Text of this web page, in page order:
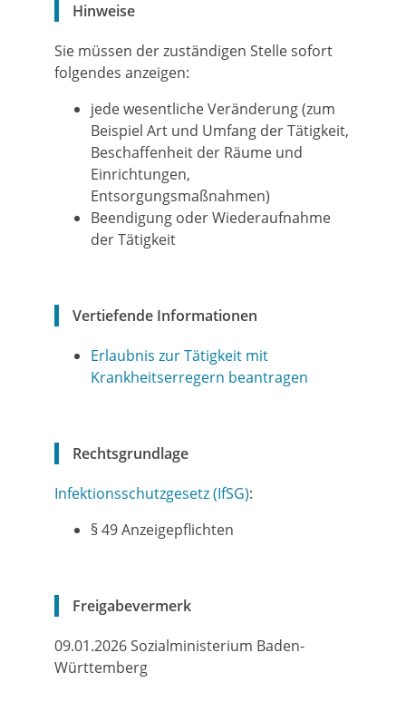
Hinweise
Sie müssen der zuständigen Stelle sofort
folgendes anzeigen:
jede wesentliche Veränderung (zum
Beispiel Art und Umfang der Tätigkeit,
Beschaffenheit der Räume und
Einrichtungen,
Entsorgungsmaßnahmen)
Beendigung oder Wiederaufnahme
der Tätigkeit
Vertiefende Informationen
Erlaubnis zur Tätigkeit mit
Krankheitserregern beantragen
Rechtsgrundlage
Infektionsschutzgesetz (IfSG):
§ 49 Anzeigepflichten
Freigabevermerk
09.01.2026Sozialministerium Baden-
Württemberg